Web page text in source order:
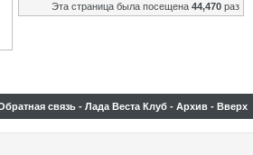
Эта страница была посещена 44,470 раз
связь - Лада Веста Клуб - Архив - Вверх